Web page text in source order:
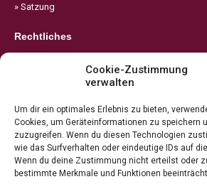
Cookie-Zustimmung
verwalten
Um dir ein optimales Erlebnis zu bieten,
Cookies, um Geräteinformationen zu speichern
zuzugreifen. Wenn du diesen Technologien
wie das Surfverhalten oder eindeutige IDs auf
Wenn du deine Zustimmung nicht erteilst oder
bestimmte Merkmale und Funktionen
» Satzung
Rechtliches
» Cookie-Richtlinie